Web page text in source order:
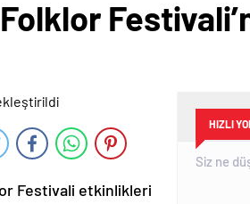
Festivali etkinlikleri
HIZLI